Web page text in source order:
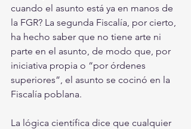
cuando el asunto está ya en manos de
la FGR? La segunda Fiscalía, por cierto,
ha hecho saber que no tiene arte ni
parte en el asunto, de modo que, por
iniciativa propia o “por órdenes
superiores”, el asunto se cocinó en la
Fiscalía poblana.
La lógica científica dice que cualquier